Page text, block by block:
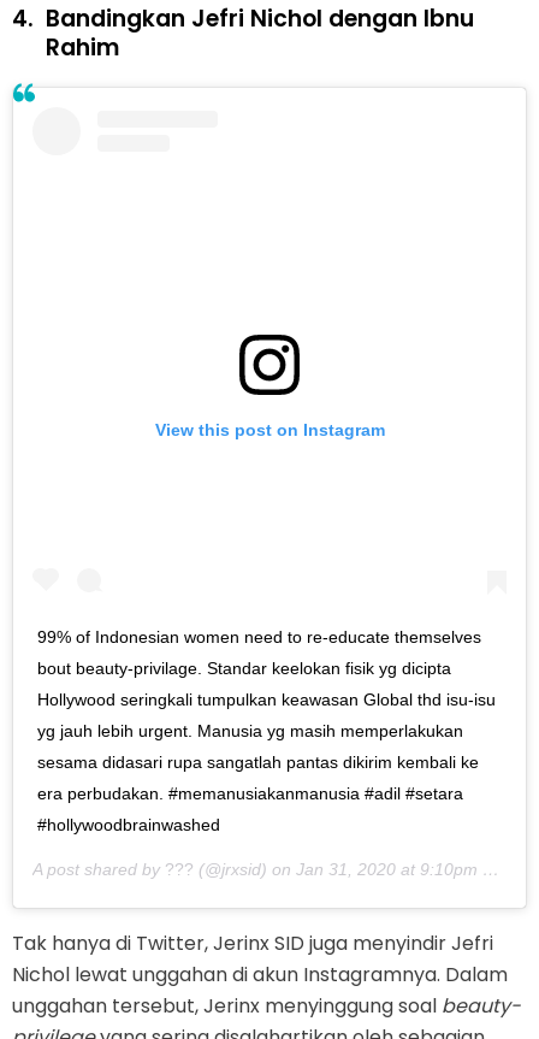
4. Bandingkan Jefri Nichol dengan Ibnu
Rahim
View this post on Instagram
99% of Indonesian women need to re-educate themselves
bout beauty-privilage. Standar keelokan fisik yg dicipta
Hollywood seringkali tumpulkan keawasan Global thd isu-isu
yg jauh lebih urgent. Manusia yg masih memperlakukan
sesama didasari rupa sangatlah pantas dikirim kembali ke
era perbudakan. #memanusiakanmanusia #adil #setara
#hollywoodbrainwashed
A post shared by ??? (@jrxsid) on Jan 31, 2020 at 9:10pm PST
Tak hanya di Twitter, Jerinx SID juga menyindir Jefri
Nichol lewat unggahan di akun Instagramnya. Dalam
unggahan tersebut, Jerinx menyinggung soal beauty-